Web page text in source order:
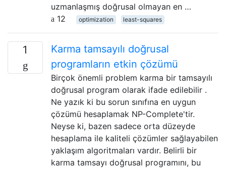
uzmanlaşmış doğrusal olmayan en …
12
optimization least-squares
1
Karma tamsayılı doğrusal
programların etkin çözümü
Birçok önemli problem karma bir tamsayılı
doğrusal program olarak ifade edilebilir .
Ne yazık ki bu sorun sınıfına en uygun
çözümü hesaplamak NP-Complete'tir.
Neyse ki, bazen sadece orta düzeyde
hesaplama ile kaliteli çözümler sağlayabilen
yaklaşım algoritmaları vardır. Belirli bir
karma tamsayı doğrusal programını, bu